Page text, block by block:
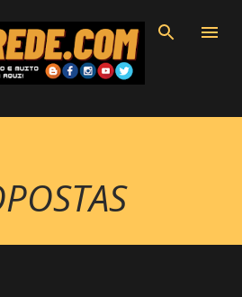
o conteúdo principal